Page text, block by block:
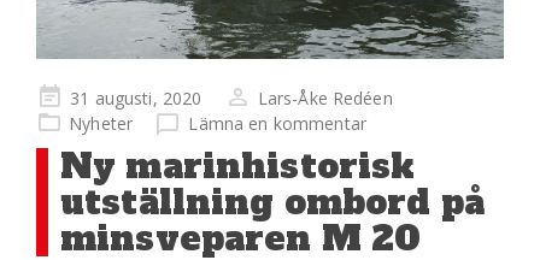
Publicerad
på
31 augusti, 2020
Lars-Åke Redéen
Nyheter
Lämna en kommentar
Ny marinhistorisk
utställning ombord på
minsveparen M 20